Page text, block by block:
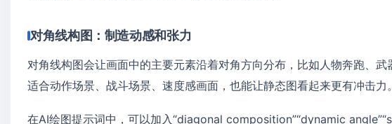
对角线构图：制造动感和张力
对角线构图会让画面中的主要元素沿着对角方向分布，比如人物奔跑、
适合动作场景、战斗场景、速度感画面，也能让静态图看起来更有冲击力。
在AI绘图提示词中，可以加入“diagonal composition”“dynamic